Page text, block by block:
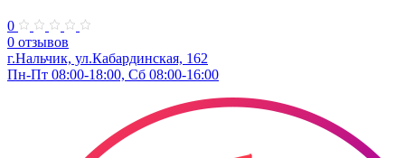
0
0 отзывов
г.Нальчик, ул.Кабардинская, 162
Пн-Пт 08:00-18:00, Сб 08:00-16:00